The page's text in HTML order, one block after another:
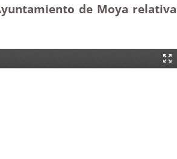
de Moya